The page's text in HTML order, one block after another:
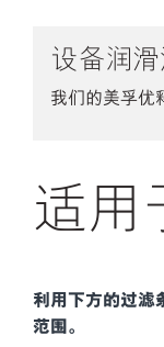
设备润
我们的美孚优
适用
利用下方的过滤
范围。